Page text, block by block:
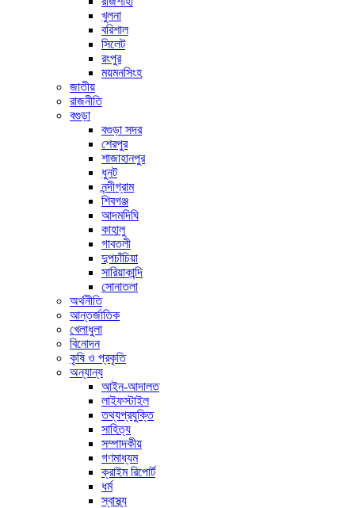
খুলনা
বরিশাল
সিলেট
রংপুর
ময়মনসিংহ
জাতীয়
রাজনীতি
বগুড়া
বগুড়া সদর
শেরপুর
শাজাহানপুর
ধুনট
নন্দীগ্রাম
শিবগঞ্জ
আদমদিঘি
কাহালু
গাবতলী
দুপচাঁচিয়া
সারিয়াকান্দি
সোনাতলা
অর্থনীতি
আন্তর্জাতিক
খেলাধুলা
বিনোদন
কৃষি ও প্রকৃতি
অন্যান্য
আইন-আদালত
লাইফস্টাইল
তথ্যপ্রযুক্তি
সাহিত্য
সম্পাদকীয়
গণমাধ্যম
ক্রাইম রিপোর্ট
ধর্ম
স্বাস্থ্য